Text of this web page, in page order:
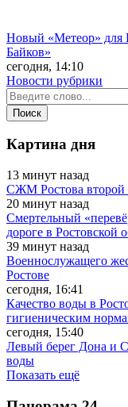
Новый «Метеор» для
Байков»
сегодня, 14:10
Новости рубрики
Картина дня
13 минут назад
СЖМ Ростова второй
20 минут назад
Смертельный
дороге в Ростовской
39 минут назад
Военнослужащего
Ростове
сегодня, 16:41
Качество воды в
гигиеническим
сегодня, 15:40
Левый берег Дона и
воды
Показать ещё